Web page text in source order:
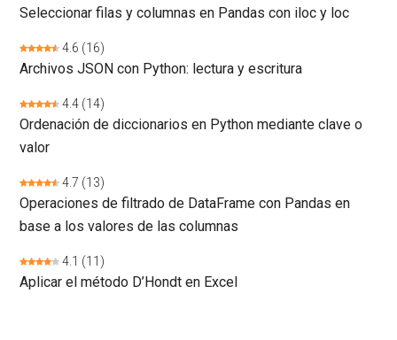
Seleccionar filas y columnas en Pandas con iloc y loc
4.6 (16)
Archivos JSON con Python: lectura y escritura
4.4 (14)
Ordenación de diccionarios en Python mediante clave o
valor
4.7 (13)
Operaciones de filtrado de DataFrame con Pandas en
base a los valores de las columnas
4.1 (11)
Aplicar el método D’Hondt en Excel